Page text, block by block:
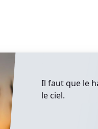
Il faut que le
le ciel.